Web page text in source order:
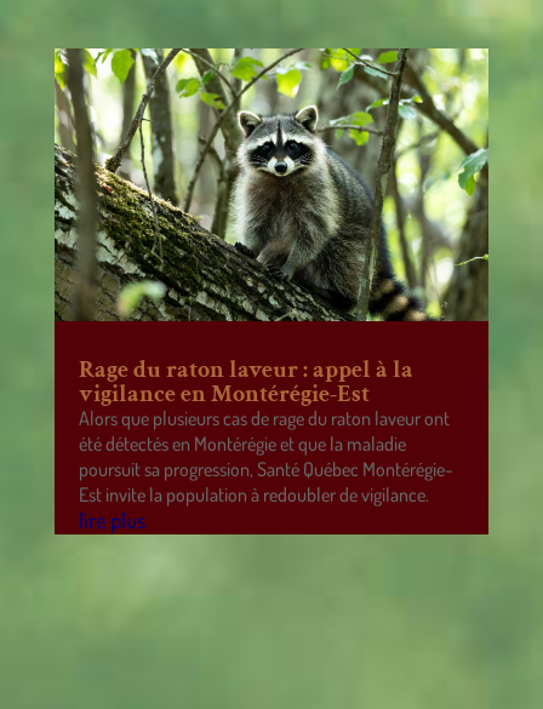
Rage du raton laveur : appel à la
vigilance en Montérégie-Est
Alors que plusieurs cas de rage du raton laveur ont
été détectés en Montérégie et que la maladie
poursuit sa progression, Santé Québec Montérégie-
Est invite la population à redoubler de vigilance.
lire plus